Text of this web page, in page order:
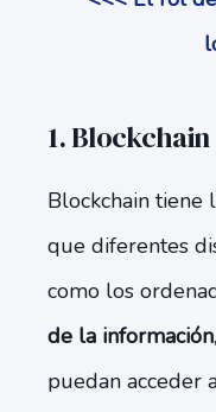
1. Blockchain
Blockchain
que diferentes
como los
de la información
puedan acceder